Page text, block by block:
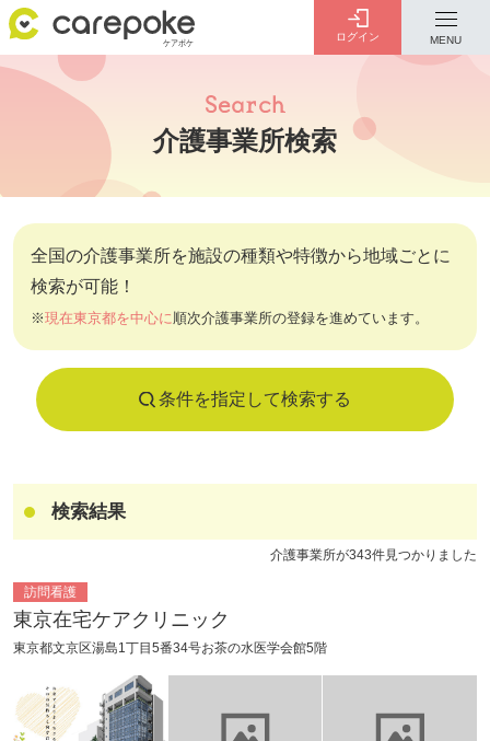
ログイン MENU
ログイン
カテゴリー 全ての記事
お金のこと 病院・施設
リハビリ・介護
予防
カテゴリー一覧
タグ一覧
はじめての介護
ケアポケとは
お知らせ
利用規約
介護事業所検索
全国の介護事業所を施設の種類や特徴から地域ごとに
検索が可能！
※現在東京都を中心に順次介護事業所の登録を進めています。
条件を指定して検索する
検索結果
介護事業所が343件見つかりました
訪問看護
東京在宅ケアクリニック
東京都文京区湯島1丁目5番34号お茶の水医学会館5階